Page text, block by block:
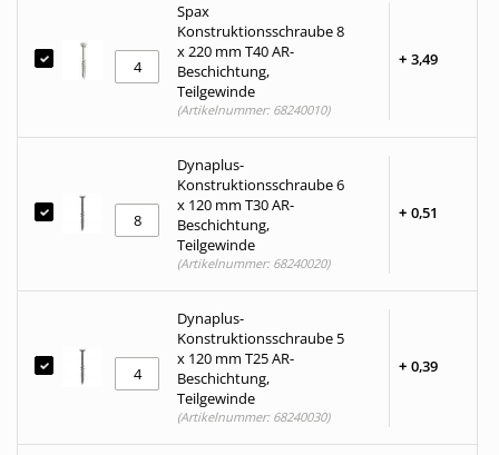
Spax
Konstruktionsschraube 8
x 220 mm T40 AR-
Beschichtung,
Teilgewinde
+ 3,49
(Artikelnummer: 68240010)
Dynaplus-
Konstruktionsschraube 6
x 120 mm T30 AR-
Beschichtung,
Teilgewinde
+ 0,51
(Artikelnummer: 68240020)
Dynaplus-
Konstruktionsschraube 5
x 120 mm T25 AR-
Beschichtung,
Teilgewinde
+ 0,39
(Artikelnummer: 68240030)